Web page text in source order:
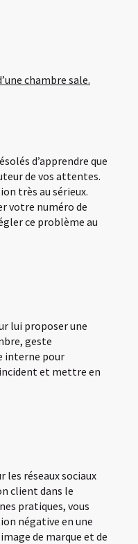
chambre sale.
d’apprendre que
de vos attentes.
très au sérieux.
votre numéro de
ce problème au
lui proposer une
geste
interne pour
et mettre en
les réseaux sociaux
client dans le
pratiques, vous
négative en une
de marque et de